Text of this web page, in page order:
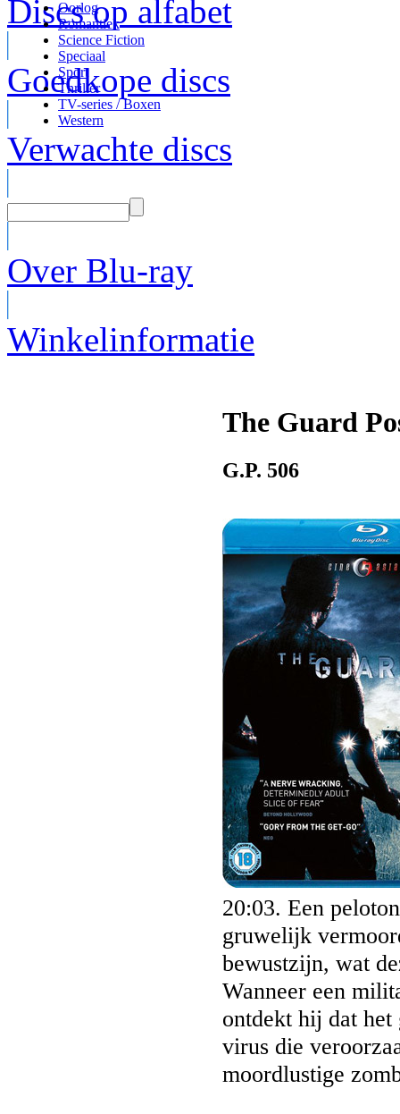
Discs op alfabet
Goedkope discs
Verwachte discs
Over Blu-ray
Winkelinformatie
Oorlog
Romantiek
Science Fiction
Speciaal
Sport
Thriller
TV-series / Boxen
Western
The Guard
G.P. 506
20:03. Een
gruwelijk
bewustzijn, wat
Wanneer een
ontdekt hij dat het
virus die
moordlustige